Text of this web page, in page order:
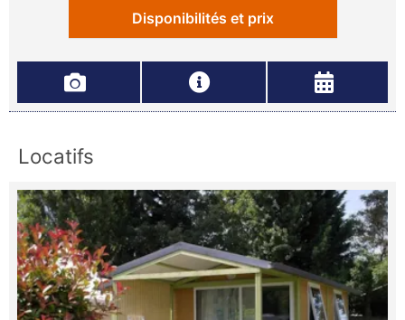
Disponibilités et prix
Locatifs